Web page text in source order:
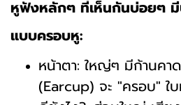
หูฟังหลักๆ ที่เห็นกันบ่อยๆ มี
แบบครอบหู:
หน้าตา: ใหญ่ๆ มีก้านค
(Earcup) จะ "ครอบ" ใบ